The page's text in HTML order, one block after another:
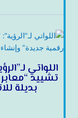
اللواتي
تشييد
بديلة